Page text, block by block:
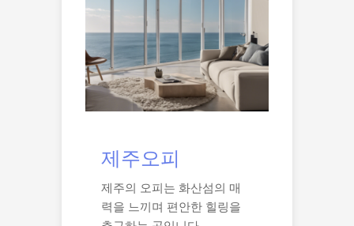
제주오피
제주의 오피는 화산섬의 매
력을 느끼며 편안한 힐링을